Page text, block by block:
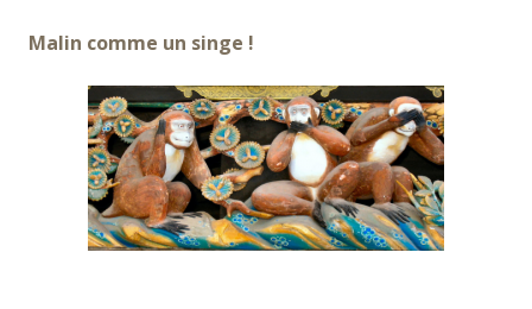
Malin comme un singe !